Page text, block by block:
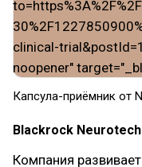
Капсула-приёмник от
Blackrock Neurotech
Компания